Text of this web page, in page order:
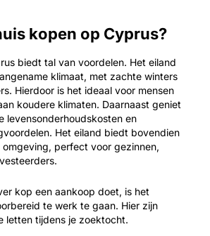
kopen op Cyprus?
biedt tal van voordelen. Het eiland
klimaat, met zachte winters
Hierdoor is het ideaal voor mensen
koudere klimaten. Daarnaast geniet
levensonderhoudskosten en
Het eiland biedt bovendien
perfect voor gezinnen,
kop een aankoop doet, is het
te werk te gaan. Hier zijn
letten tijdens je zoektocht.